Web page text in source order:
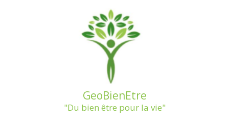
GeoBienEtre
"Du bien être pour la vie"